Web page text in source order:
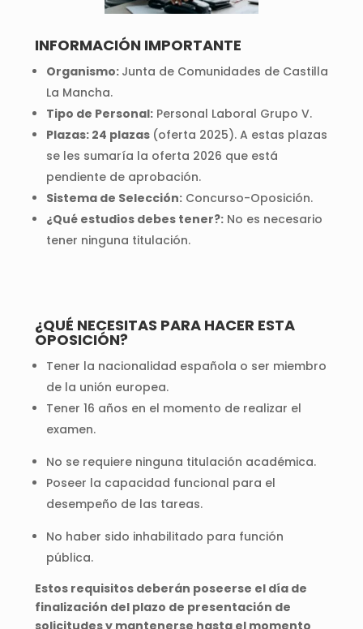
INFORMACIÓN IMPORTANTE
Organismo: Junta de Comunidades de Castilla
La Mancha.
Tipo de Personal:Personal Laboral Grupo V.
Plazas: 24 plazas (oferta 2025). A estas plazas
se les sumaría la oferta 2026 que está
pendiente de aprobación.
Sistema de Selección:Concurso-Oposición.
¿Qué estudios debes tener?:No es necesario
tener ninguna titulación.
¿QUÉ NECESITAS PARA HACER ESTA
OPOSICIÓN?
Tener la nacionalidad española o ser miembro
de la unión europea.
Tener 16 años en el momento de realizar el
examen.
No se requiere ninguna titulación académica.
Poseer la capacidad funcional para el
desempeño de las tareas.
No haber sido inhabilitado para función
pública.
Estos requisitos deberán poseerse el día de
finalización del plazo de presentación de